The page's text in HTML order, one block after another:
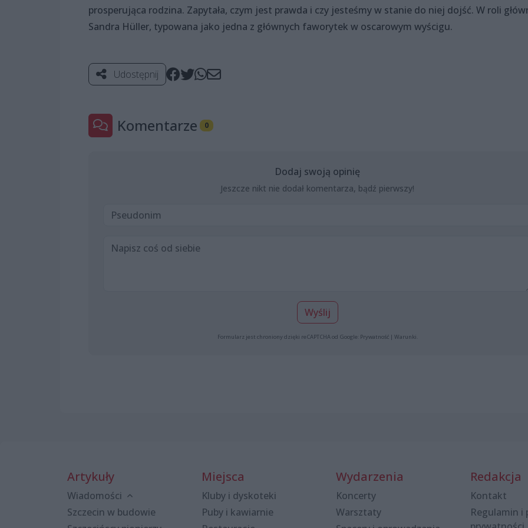
prosperująca rodzina. Zapytała, czym jest prawda i czy jesteśmy w stanie do niej dojść. W roli
Sandra Hüller, typowana jako jedna z głównych faworytek w oscarowym wyścigu.
Udostępnij
Komentarze 0
Dodaj swoją opinię
Jeszcze nikt nie dodał komentarza, bądź pierwszy!
Wyślij
Formularz jest chroniony dzięki reCAPTCHA od Google: Prywatność| Warunki
Artykuły
Wiadomości
Szczecin w budowie
Miejsca
Kluby i dyskoteki
Puby i kawiarnie
Wydarzenia
Koncerty
Warsztaty
Redakcja
Kontakt
Regulamin i